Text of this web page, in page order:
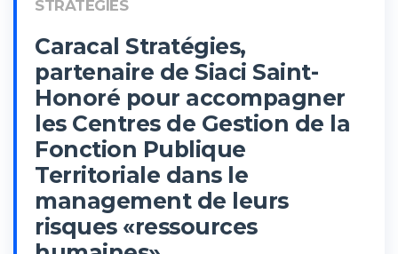
STRATÉGIES
Caracal Stratégies,
partenaire de Siaci Saint-
Honoré pour accompagner
les Centres de Gestion de la
Fonction Publique
Territoriale dans le
management de leurs
risques «ressources